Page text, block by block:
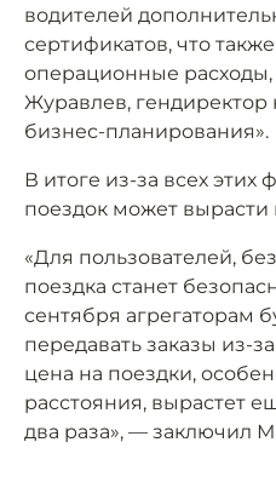
водителей
сертификатов, что
операционные
Журавлев,
бизнес-планирования».
В итоге из-за всех этих
поездок может вырасти
«Для пользователей,
поездка станет
сентября агрегаторам
передавать заказы из-
цена на поездки,
расстояния, вырастет
два раза», — заключил